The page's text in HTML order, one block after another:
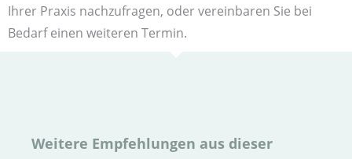
Ihrer Praxis nachzufragen, oder vereinbaren Sie bei
Bedarf einen weiteren Termin.
Weitere Empfehlungen aus dieser